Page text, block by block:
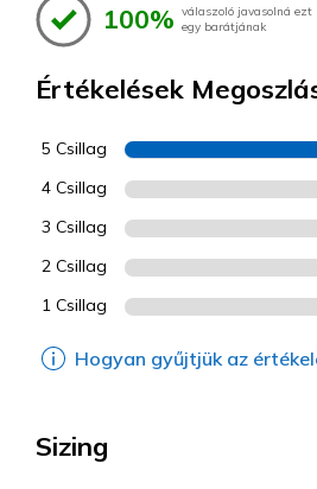
100% válaszoló javasolná ezt
egy barátjának
Értékelések
5 Csillag
4 Csillag
3 Csillag
2 Csillag
1 Csillag
Hogyan gyűjtjük az
Sizing